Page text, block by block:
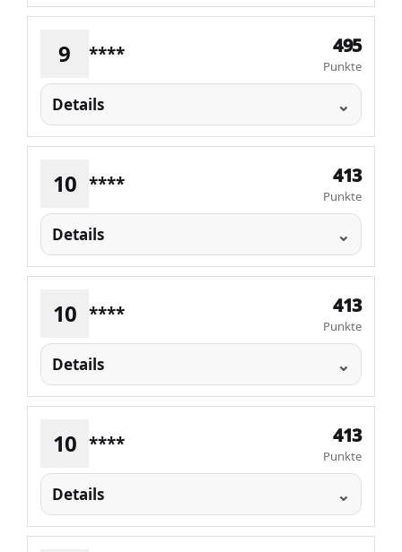
9 **** 495
Punkte
Details
10 **** 413
Punkte
Details
10 **** 413
Punkte
Details
10 **** 413
Punkte
Details